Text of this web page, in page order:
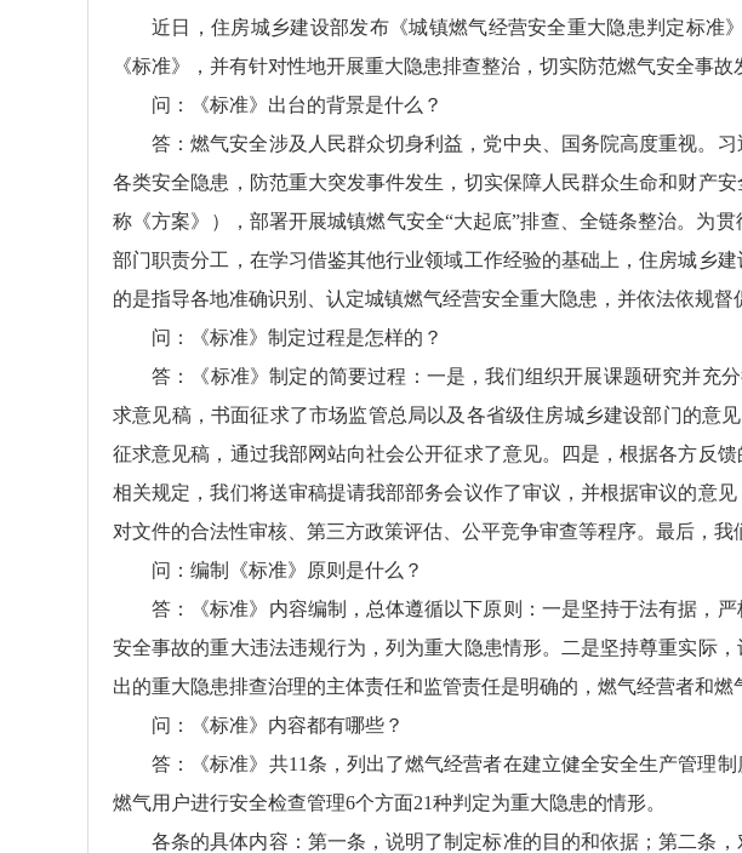
近日，住房城乡建设部发布《城镇燃气经营安全重大隐患判定标
《标准》，并有针对性地开展重大隐患排查整治，切实防范燃气安全事
问：《标准》出台的背景是什么？
答：燃气安全涉及人民群众切身利益，党中央、国务院高度重视。
各类安全隐患，防范重大突发事件发生，切实保障人民群众生命和财产
称《方案》），部署开展城镇燃气安全“大起底”排查、全链条整治。为
部门职责分工，在学习借鉴其他行业领域工作经验的基础上，住房城乡
的是指导各地准确识别、认定城镇燃气经营安全重大隐患，并依法依规
问：《标准》制定过程是怎样的？
答：《标准》制定的简要过程：一是，我们组织开展课题研究并充
求意见稿，书面征求了市场监管总局以及各省级住房城乡建设部门的意
征求意见稿，通过我部网站向社会公开征求了意见。四是，根据各方反
相关规定，我们将送审稿提请我部部务会议作了审议，并根据审议的意
对文件的合法性审核、第三方政策评估、公平竞争审查等程序。最后，我
问：编制《标准》原则是什么？
答：《标准》内容编制，总体遵循以下原则：一是坚持于法有据，
安全事故的重大违法违规行为，列为重大隐患情形。二是坚持尊重实际
出的重大隐患排查治理的主体责任和监管责任是明确的，燃气经营者和
问：《标准》内容都有哪些？
答：《标准》共11条，列出了燃气经营者在建立健全安全生产管理
燃气用户进行安全检查管理6个方面21种判定为重大隐患的情形。
各条的具体内容：第一条，说明了制定标准的目的和依据；第二条